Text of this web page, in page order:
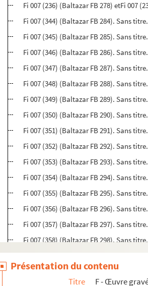
Fi 007 (236) (Baltazar FB 278) etFi 007
Fi 007 (344) (Baltazar FB 284). Sans
Fi 007 (345) (Baltazar FB 285). Sans
Fi 007 (346) (Baltazar FB 286). Sans
Fi 007 (347) (Baltazar FB 287). Sans
Fi 007 (348) (Baltazar FB 288). Sans
Fi 007 (349) (Baltazar FB 289). Sans
Fi 007 (350) (Baltazar FB 290). Sans
Fi 007 (351) (Baltazar FB 291). Sans
Fi 007 (352) (Baltazar FB 292). Sans
Fi 007 (353) (Baltazar FB 293). Sans
Fi 007 (354) (Baltazar FB 294). Sans
Fi 007 (355) (Baltazar FB 295). Sans
Fi 007 (356) (Baltazar FB 296). Sans
Fi 007 (357) (Baltazar FB 297). Sans
Fi 007 (358) (Baltazar FB 298). Sans
Fi 007 (359) (Baltazar FB 299). Sans
Fi 007 (360) (Baltazar FB 300). Sans
Présentation du contenu
Titre F - Œuvre